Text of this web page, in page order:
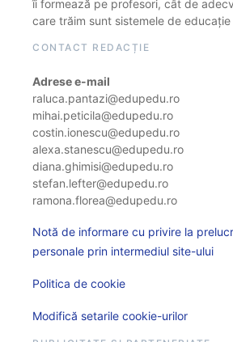
îi formează pe profesori, cât de
care trăim sunt sistemele de
CONTACT REDACȚIE
Adrese e-mail
raluca.pantazi@edupedu.ro
mihai.peticila@edupedu.ro
costin.ionescu@edupedu.ro
alexa.stanescu@edupedu.ro
diana.ghimisi@edupedu.ro
stefan.lefter@edupedu.ro
ramona.florea@edupedu.ro
Notă de informare cu privire la
personale prin intermediul site-ului
Politica de cookie
Modifică setarile cookie-urilor